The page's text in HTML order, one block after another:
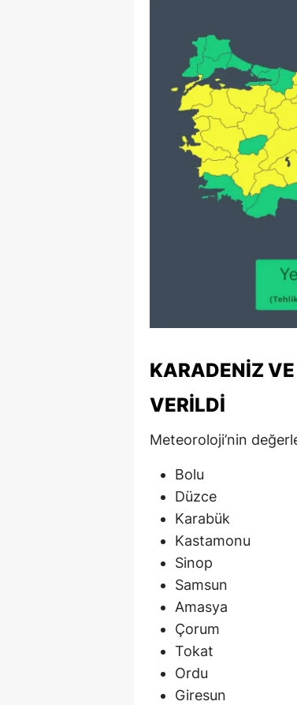
KARADENIZ
VERILDI
Meteoroloji’nin
Bolu
Düzce
Karabük
Kastamonu
Sinop
Samsun
Amasya
Çorum
Tokat
Ordu
Giresun